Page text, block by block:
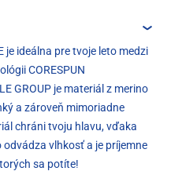
je ideálna pre tvoje leto medzi
CORESPUN
GROUP je materiál z merino
a zároveň mimoriadne
chráni tvoju hlavu, vďaka
vlhkosť a je príjemne
sa potíte!